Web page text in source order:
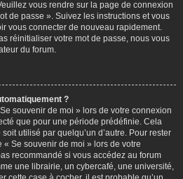
vous rendre sur la page de connexion
de passe ». Suivez les instructions et vous
vous connecter de nouveau rapidement.
réinitialiser votre mot de passe, nous vous
du forum.
?
souvenir de moi » lors de votre connexion
que pour une période prédéfinie. Cela
utilisé par quelqu’un d’autre. Pour rester
Se souvenir de moi » lors de votre
recommandé si vous accédez au forum
une librairie, un cybercafé, une université,